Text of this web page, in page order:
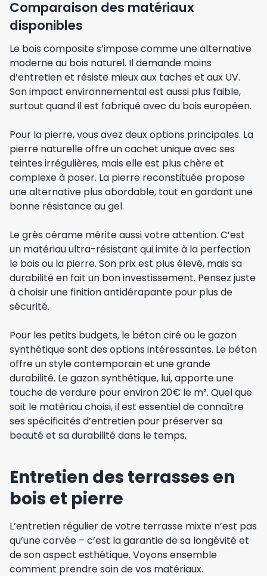
Comparaison des matériaux
disponibles
Le bois composite s’impose comme une alternative
moderne au bois naturel. Il demande moins
d’entretien et résiste mieux aux taches et aux UV.
Son impact environnemental est aussi plus faible,
surtout quand il est fabriqué avec du bois européen.
Pour la pierre, vous avez deux options principales. La
pierre naturelle offre un cachet unique avec ses
teintes irrégulières, mais elle est plus chère et
complexe à poser. La pierre reconstituée propose
une alternative plus abordable, tout en gardant une
bonne résistance au gel.
Le grès cérame mérite aussi votre attention. C’est
un matériau ultra-résistant qui imite à la perfection
le bois ou la pierre. Son prix est plus élevé, mais sa
durabilité en fait un bon investissement. Pensez juste
à choisir une finition antidérapante pour plus de
sécurité.
Pour les petits budgets, le béton ciré ou le gazon
synthétique sont des options intéressantes. Le béton
offre un style contemporain et une grande
durabilité. Le gazon synthétique, lui, apporte une
touche de verdure pour environ 20€ le m². Quel que
soit le matériau choisi, il est essentiel de connaître
ses spécificités d’entretien pour préserver sa
beauté et sa durabilité dans le temps.
Entretien des terrasses en
bois et pierre
L’entretien régulier de votre terrasse mixte n’est pas
qu’une corvée – c’est la garantie de sa longévité et
de son aspect esthétique. Voyons ensemble
comment prendre soin de vos matériaux.